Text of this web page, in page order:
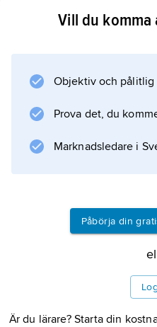
Korsettdjur beskrevs
Senare har
golfen. Från material
280 och 440 m
South Carolina i USA
Information
Vill du komma
Objektiv och pålitlig
Prova det, du
Marknadsledare i
Påbörja din
Är du lärare? Starta din